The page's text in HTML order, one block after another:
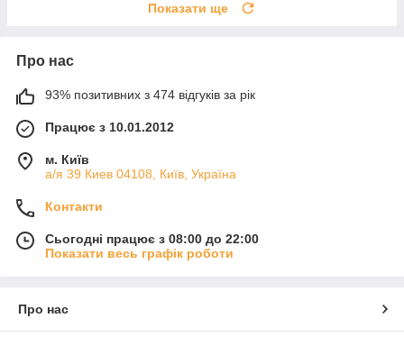
Показати ще
Про нас
93% позитивних з 474 відгуків за рік
Працює з 10.01.2012
м. Київ
а/я 39 Киев 04108, Київ, Україна
Контакти
Сьогодні працює з 08:00 до 22:00
Показати весь графік роботи
Про нас